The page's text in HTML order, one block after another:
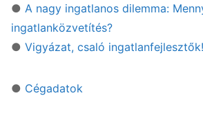
● A nagy ingatlanos dilemma:
ingatlanközvetítés?
● Vigyázat, csaló ingatlanfejlesztők!
● Cégadatok